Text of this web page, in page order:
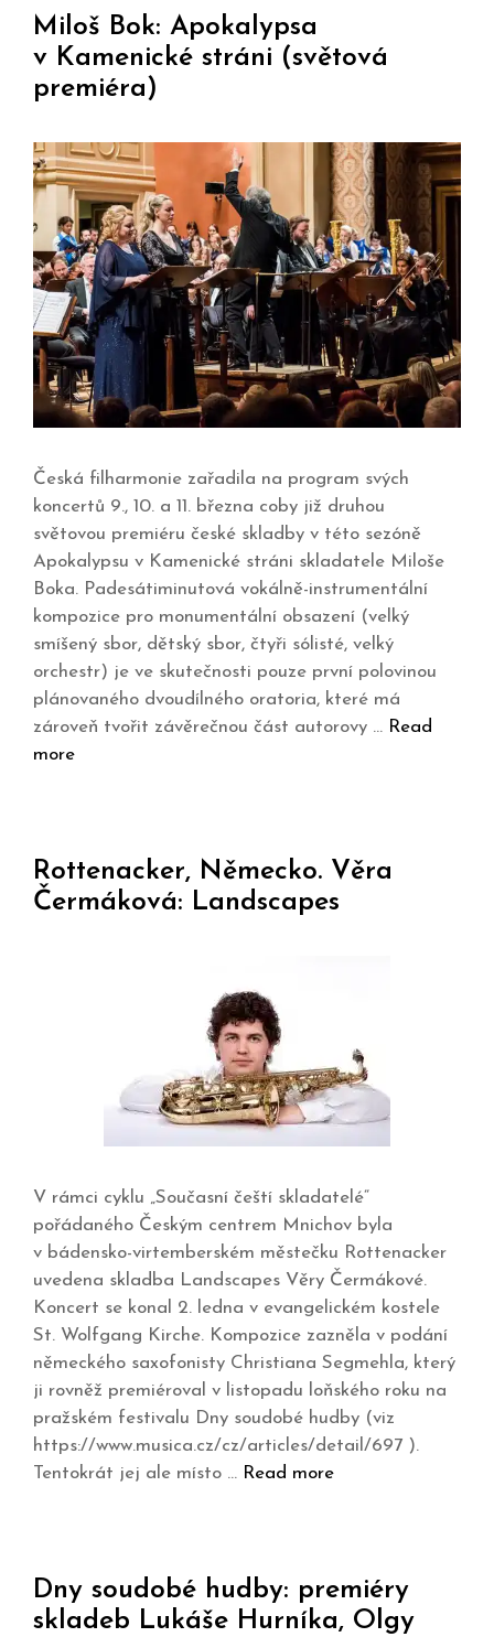
Miloš Bok: Apokalypsa
v Kamenické stráni (světová
premiéra)
Česká filharmonie zařadila na program svých
koncertů 9., 10. a 11. března coby již druhou
světovou premiéru české skladby v této sezóně
Apokalypsu v Kamenické stráni skladatele Miloše
Boka. Padesátiminutová vokálně-instrumentální
kompozice pro monumentální obsazení (velký
smíšený sbor, dětský sbor, čtyři sólisté, velký
orchestr) je ve skutečnosti pouze první polovinou
plánovaného dvoudílného oratoria, které má
zároveň tvořit závěrečnou část autorovy … Read
more
Rottenacker, Německo. Věra
Čermáková: Landscapes
V rámci cyklu „Současní čeští skladatelé“
pořádaného Českým centrem Mnichov byla
v bádensko-virtemberském městečku Rottenacker
uvedena skladba Landscapes Věry Čermákové.
Koncert se konal 2. ledna v evangelickém kostele
St. Wolfgang Kirche. Kompozice zazněla v podání
německého saxofonisty Christiana Segmehla, který
ji rovněž premiéroval v listopadu loňského roku na
pražském festivalu Dny soudobé hudby (viz
https://www.musica.cz/cz/articles/detail/697 ).
Tentokrát jej ale místo … Read more
Dny soudobé hudby: premiéry
skladeb Lukáše Hurníka, Olgy